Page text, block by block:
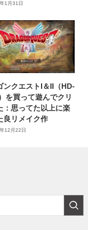
1月31日
ンクエストI＆II（HD-
を買って遊んでクリ
：思ってた以上に楽
良リメイク作
12月22日